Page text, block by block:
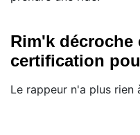
Rim'k décroche
certification
Le rappeur n'a plus rien